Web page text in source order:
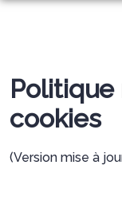
ORGANISER DES
NOTRE CHAMBRE
MARBRERIE ET
NOS ARTICLES
Politique
cookies
(Version mise à